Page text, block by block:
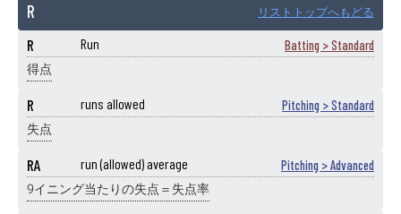
R リストトップへもどる
R Run Batting > Standard
得点
R runs allowed Pitching > Standard
失点
RA run (allowed) average Pitching > Advanced
9イニング当たりの失点＝失点率